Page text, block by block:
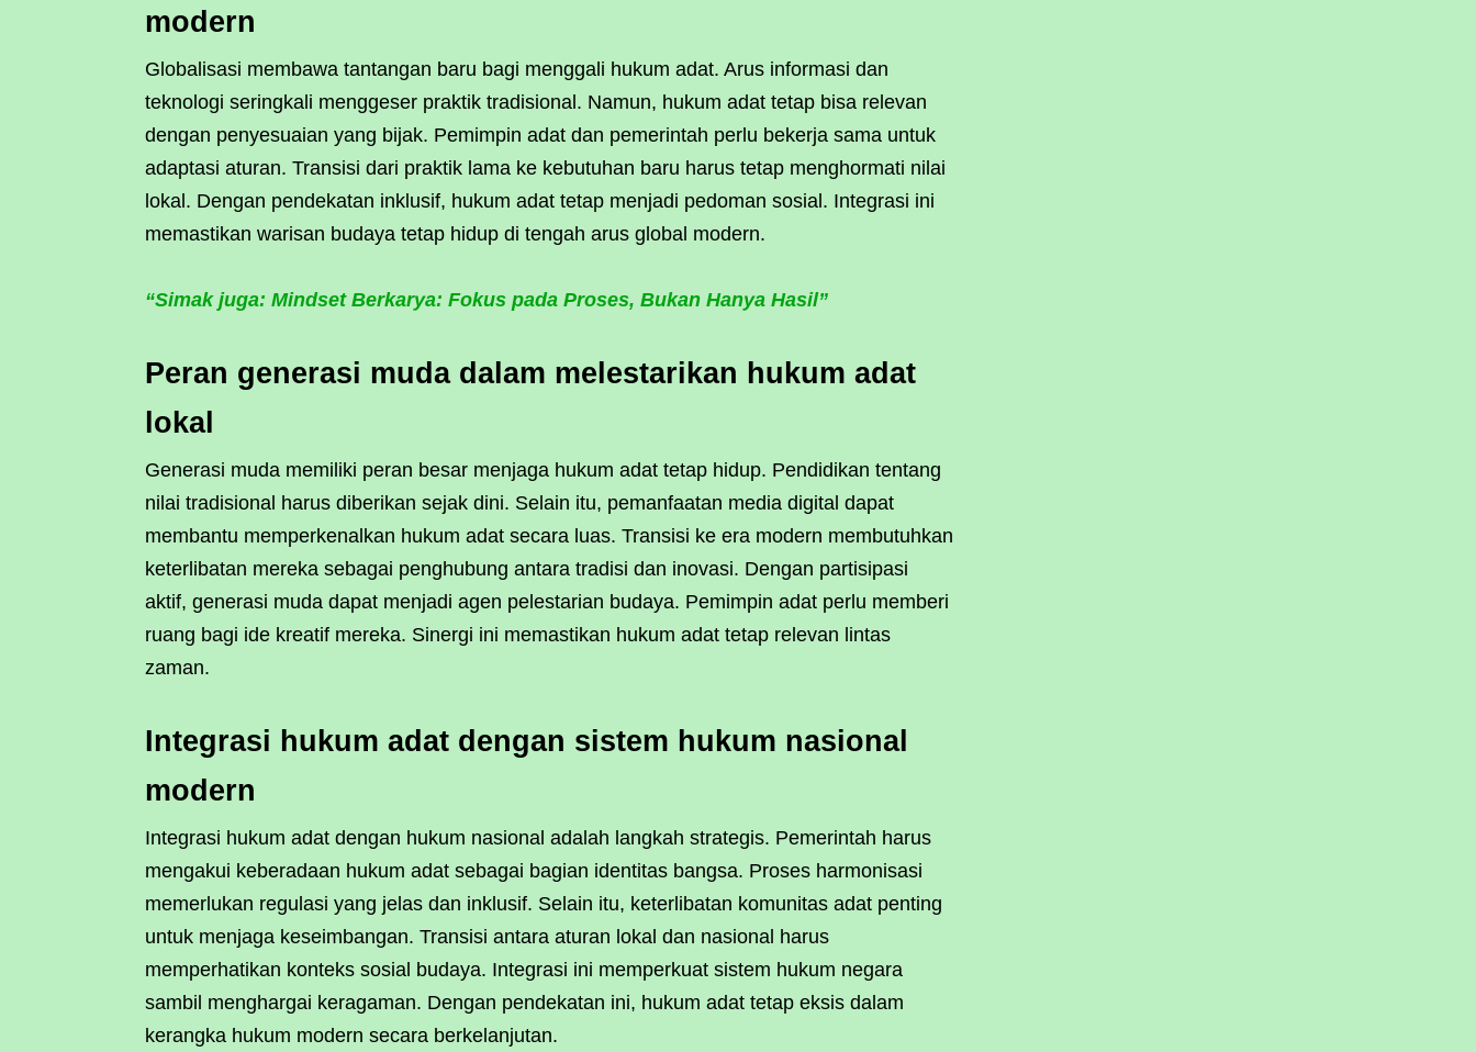
modern
Globalisasi membawa tantangan baru bagi menggali hukum adat. Arus informasi dan
teknologi seringkali menggeser praktik tradisional. Namun, hukum adat tetap bisa relevan
dengan penyesuaian yang bijak. Pemimpin adat dan pemerintah perlu bekerja sama untuk
adaptasi aturan. Transisi dari praktik lama ke kebutuhan baru harus tetap menghormati nilai
lokal. Dengan pendekatan inklusif, hukum adat tetap menjadi pedoman sosial. Integrasi ini
memastikan warisan budaya tetap hidup di tengah arus global modern.
“Simak juga: Mindset Berkarya: Fokus pada Proses, Bukan Hanya Hasil”
Peran generasi muda dalam melestarikan hukum adat
lokal
Generasi muda memiliki peran besar menjaga hukum adat tetap hidup. Pendidikan tentang
nilai tradisional harus diberikan sejak dini. Selain itu, pemanfaatan media digital dapat
membantu memperkenalkan hukum adat secara luas. Transisi ke era modern membutuhkan
keterlibatan mereka sebagai penghubung antara tradisi dan inovasi. Dengan partisipasi
aktif, generasi muda dapat menjadi agen pelestarian budaya. Pemimpin adat perlu memberi
ruang bagi ide kreatif mereka. Sinergi ini memastikan hukum adat tetap relevan lintas
zaman.
Integrasi hukum adat dengan sistem hukum nasional
modern
Integrasi hukum adat dengan hukum nasional adalah langkah strategis. Pemerintah harus
mengakui keberadaan hukum adat sebagai bagian identitas bangsa. Proses harmonisasi
memerlukan regulasi yang jelas dan inklusif. Selain itu, keterlibatan komunitas adat penting
untuk menjaga keseimbangan. Transisi antara aturan lokal dan nasional harus
memperhatikan konteks sosial budaya. Integrasi ini memperkuat sistem hukum negara
sambil menghargai keragaman. Dengan pendekatan ini, hukum adat tetap eksis dalam
kerangka hukum modern secara berkelanjutan.